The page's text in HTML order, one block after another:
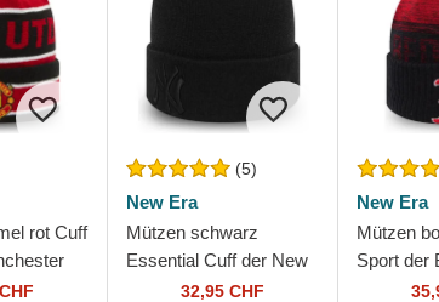
rot Cuff
Club
(5)
New Era
Mützen schwarz
Essential Cuff der New
York Yankees MLB von
32,95 CHF
New Era
Mützen
Sport der
Sox MLB